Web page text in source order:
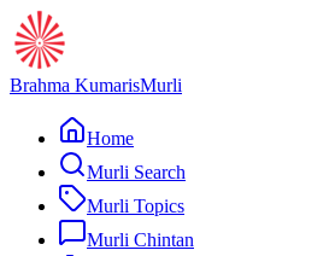
Brahma KumarisMurli
Home
Murli Search
Murli Topics
Murli Chintan